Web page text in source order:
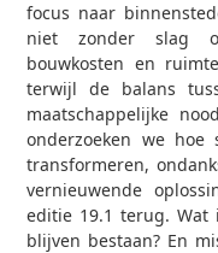
focus naar
niet zonder slag
bouwkosten en
terwijl de balans
maatschappelijke
onderzoeken we
transformeren,
vernieuwende
editie 19.1 terug. Wat
blijven bestaan? En